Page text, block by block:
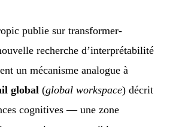
publie sur transformer-
recherche d’interprétabilité
un mécanisme analogue à
global (global workspace) décrit
cognitives — une zone